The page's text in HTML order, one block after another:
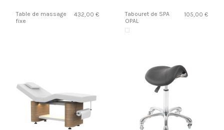
Table de massage
fixe
432,00 €
Tabouret de SPA
OPAL
105,00 €